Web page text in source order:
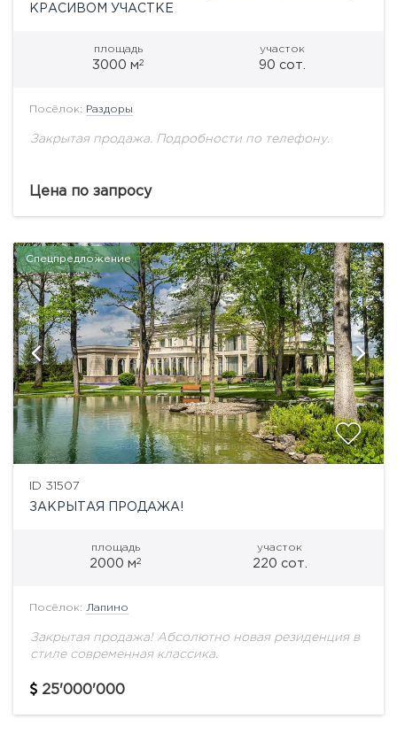
КРАСИВОМ УЧАСТКЕ
площадь
3000 м2
участок
90 сот.
Посёлок: Раздоры
Закрытая продажа. Подробности по телефону.
Цена по запросу
Спецпредложение
ID 31507
ЗАКРЫТАЯ ПРОДАЖА!
площадь
2000 м2
участок
220 сот.
Посёлок: Лапино
Закрытая продажа! Абсолютно новая резиденция в
стиле современная классика.
25'000'000